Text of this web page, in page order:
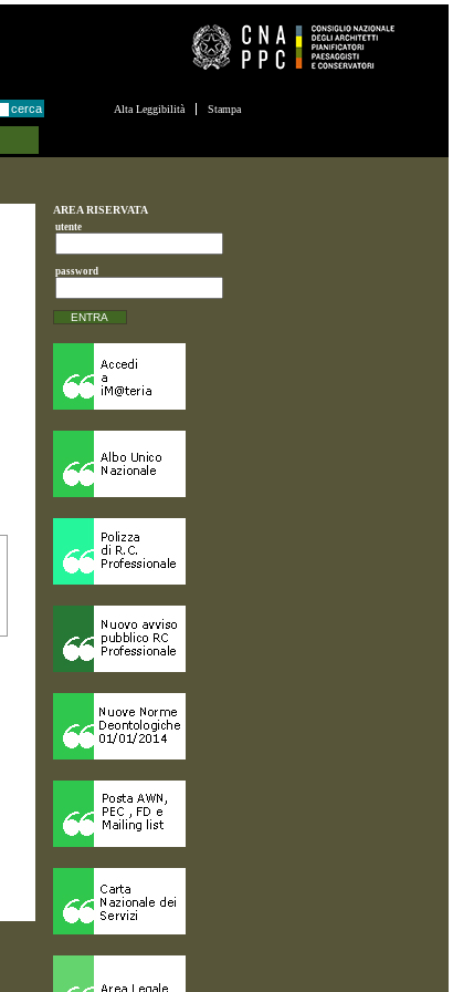
Alta Leggibilità Stampa
AREA RISERVATA
utente
password